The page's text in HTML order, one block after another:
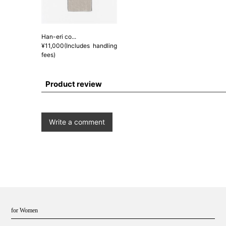
Han-eri co...
¥11,000(Includes handling
fees)
Product review
Write a comment
for Women